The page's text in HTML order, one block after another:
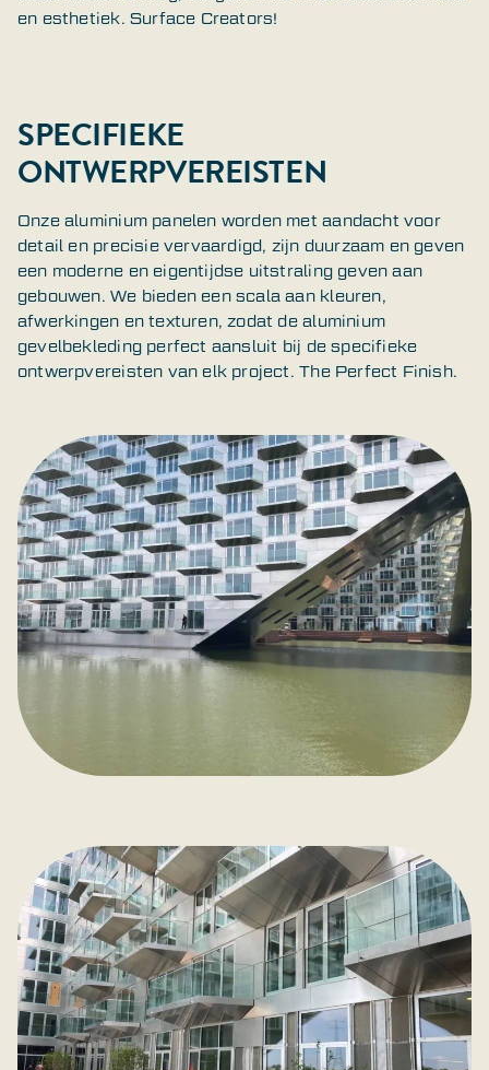
en esthetiek. Surface Creators!
SPECIFIEKE
ONTWERPVEREISTEN
Onze aluminium panelen worden met aandacht voor
detail en precisie vervaardigd, zijn duurzaam en geven
een moderne en eigentijdse uitstraling geven aan
gebouwen. We bieden een scala aan kleuren,
afwerkingen en texturen, zodat de aluminium
gevelbekleding perfect aansluit bij de specifieke
ontwerpvereisten van elk project. The Perfect Finish.